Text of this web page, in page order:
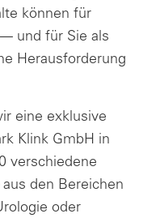
können für
und für Sie als
Herausforderung
eine exklusive
Klink GmbH in
verschiedene
den Bereichen
oder